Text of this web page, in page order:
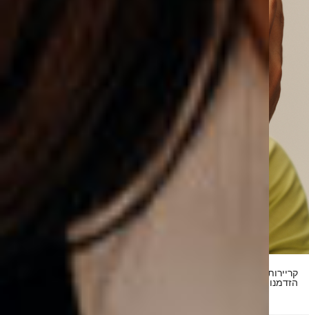
קריירות סטודנטיאליות ומשרות התחלתיות
הזדמנויות ←